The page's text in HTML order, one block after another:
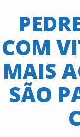
COM
MAIS
SÃO